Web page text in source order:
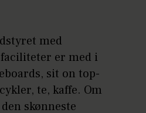
med
er med i
sit on top-
te, kaffe. Om
skønneste